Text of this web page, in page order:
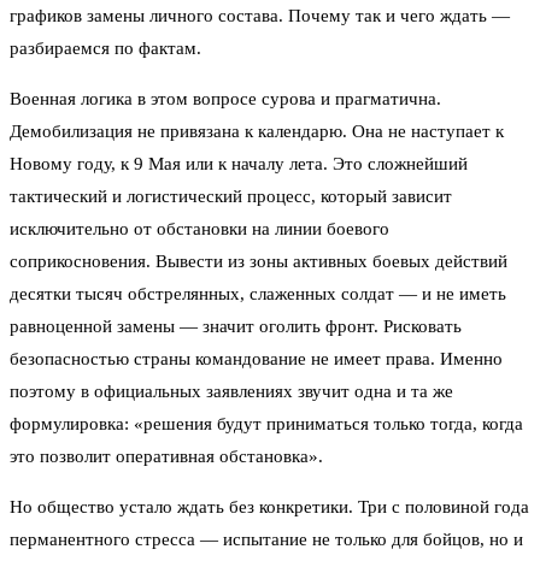
графиков замены личного состава. Почему так и чего ждать —
разбираемся по фактам.
Военная логика в этом вопросе сурова и прагматична.
Демобилизация не привязана к календарю. Она не наступает к
Новому году, к 9 Мая или к началу лета. Это сложнейший
тактический и логистический процесс, который зависит
исключительно от обстановки на линии боевого
соприкосновения. Вывести из зоны активных боевых действий
десятки тысяч обстрелянных, слаженных солдат — и не иметь
равноценной замены — значит оголить фронт. Рисковать
безопасностью страны командование не имеет права. Именно
поэтому в официальных заявлениях звучит одна и та же
формулировка: «решения будут приниматься только тогда, когда
это позволит оперативная обстановка».
Но общество устало ждать без конкретики. Три с половиной года
перманентного стресса — испытание не только для бойцов, но и